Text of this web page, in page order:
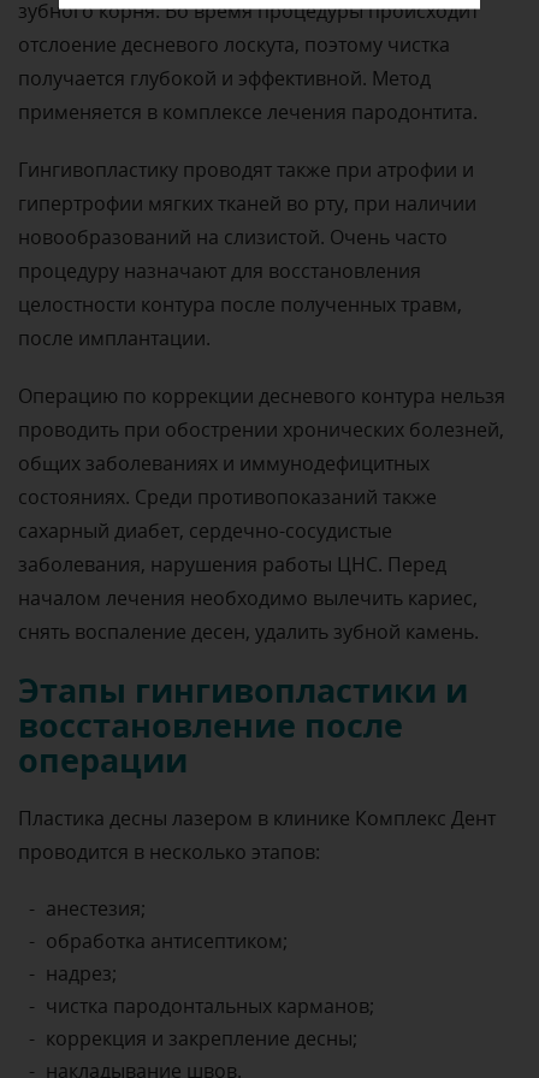
зубного корня. Во время процедуры происходит
отслоение десневого лоскута, поэтому чистка
получается глубокой и эффективной. Метод
применяется в комплексе лечения пародонтита.
Гингивопластику проводят также при атрофии и
гипертрофии мягких тканей во рту, при наличии
новообразований на слизистой. Очень часто
процедуру назначают для восстановления
целостности контура после полученных травм,
после имплантации.
Операцию по коррекции десневого контура нельзя
проводить при обострении хронических болезней,
общих заболеваниях и иммунодефицитных
состояниях. Среди противопоказаний также
сахарный диабет, сердечно-сосудистые
заболевания, нарушения работы ЦНС. Перед
началом лечения необходимо вылечить кариес,
снять воспаление десен, удалить зубной камень.
Этапы гингивопластики и
восстановление после
операции
Пластика десны лазером в клинике Комплекс Дент
проводится в несколько этапов:
анестезия;
обработка антисептиком;
надрез;
чистка пародонтальных карманов;
коррекция и закрепление десны;
накладывание швов.